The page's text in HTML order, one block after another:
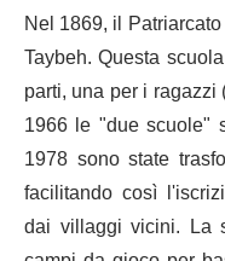
Nel 1869, il
Taybeh. Questa
parti, una per i
1966 le "due scuole"
1978 sono state
facilitando così
dai villaggi vicini. La